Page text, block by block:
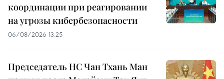
координации при реагировании
на угрозы кибербезопасности
06/08/2026 13:25
Председатель НС Чан Тхань Ман